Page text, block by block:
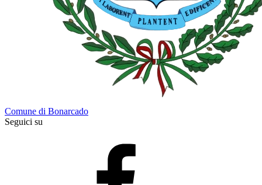
Comune di Bonarcado
Seguici su